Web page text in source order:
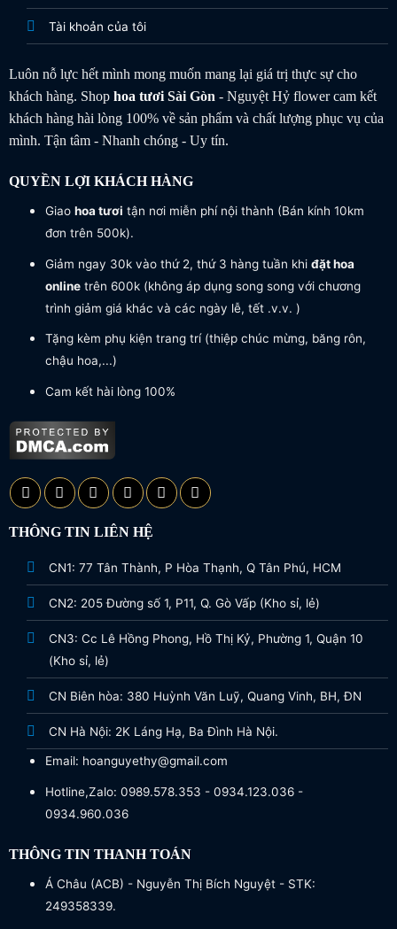
Tài khoản của tôi
Luôn nỗ lực hết mình mong muốn mang lại giá trị thực sự cho
khách hàng. Shop hoa tươiSài Gòn - Nguyệt Hỷ flower cam kết
khách hàng hài lòng 100% về sản phẩm và chất lượng phục vụ của
mình. Tận tâm - Nhanh chóng - Uy tín.
QUYỀN LỢI KHÁCH HÀNG
Giao hoa tươi tận nơi miễn phí nội thành (Bán kính 10km
đơn trên 500k).
Giảm ngay 30k vào thứ 2, thứ 3 hàng tuần khi đặt hoa
onlinetrên 600k (không áp dụng song song với chương
trình giảm giá khác và các ngày lễ, tết .v.v. )
Tặng kèm phụ kiện trang trí (thiệp chúc mừng, băng rôn,
chậu hoa,...)
Cam kết hài lòng 100%
THÔNG TIN LIÊN HỆ
CN1: 77 Tân Thành, P Hòa Thạnh, Q Tân Phú, HCM
CN2: 205 Đường số 1, P11, Q. Gò Vấp (Kho sỉ, lẻ)
CN3: Cc Lê Hồng Phong, Hồ Thị Kỷ, Phường 1, Quận 10
(Kho sỉ, lẻ)
CN Biên hòa: 380 Huỳnh Văn Luỹ, Quang Vinh, BH, ĐN
CN Hà Nội: 2K Láng Hạ, Ba Đình Hà Nội.
Email: hoanguyethy@gmail.com
Hotline,Zalo: 0989.578.353 - 0934.123.036 -
0934.960.036
THÔNG TIN THANH TOÁN
Á Châu (ACB) - Nguyễn Thị Bích Nguyệt - STK:
249358339.